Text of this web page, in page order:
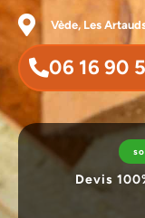
Vède, Les
06 16 90
Devis